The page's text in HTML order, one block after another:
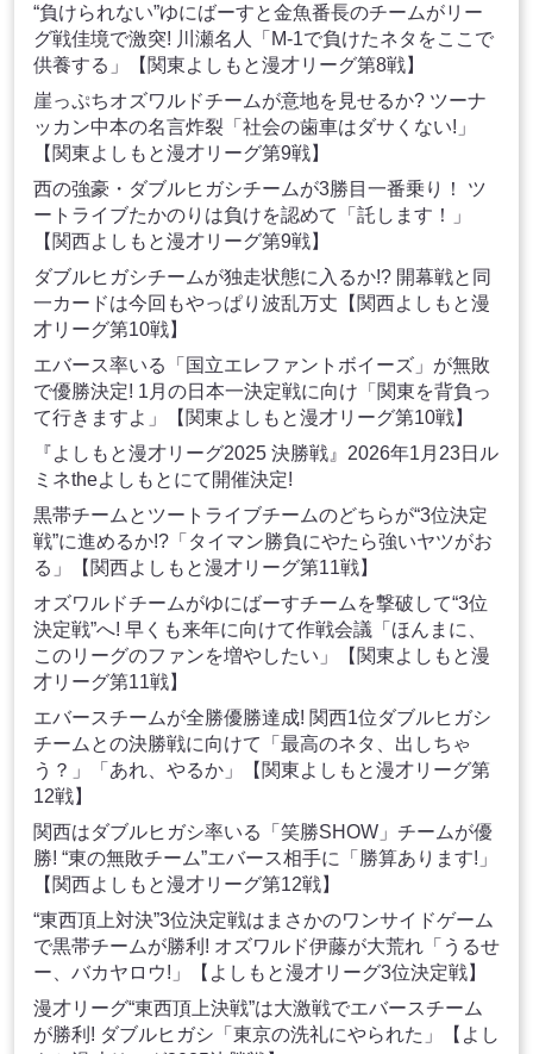
“負けられない”ゆにばーすと金魚番長のチームがリー
グ戦佳境で激突! 川瀬名人「M-1で負けたネタをここで
供養する」【関東よしもと漫才リーグ第8戦】
崖っぷちオズワルドチームが意地を見せるか? ツーナ
ッカン中本の名言炸裂「社会の歯車はダサくない!」
【関東よしもと漫才リーグ第9戦】
西の強豪・ダブルヒガシチームが3勝目一番乗り！ ツ
ートライブたかのりは負けを認めて「託します！」
【関西よしもと漫才リーグ第9戦】
ダブルヒガシチームが独走状態に入るか!? 開幕戦と同
一カードは今回もやっぱり波乱万丈【関西よしもと漫
才リーグ第10戦】
エバース率いる「国立エレファントボイーズ」が無敗
で優勝決定! 1月の日本一決定戦に向け「関東を背負っ
て行きますよ」【関東よしもと漫才リーグ第10戦】
『よしもと漫才リーグ2025 決勝戦』2026年1月23日ル
ミネtheよしもとにて開催決定!
黒帯チームとツートライブチームのどちらが“3位決定
戦”に進めるか!?「タイマン勝負にやたら強いヤツがお
る」【関西よしもと漫才リーグ第11戦】
オズワルドチームがゆにばーすチームを撃破して“3位
決定戦”へ! 早くも来年に向けて作戦会議「ほんまに、
このリーグのファンを増やしたい」【関東よしもと漫
才リーグ第11戦】
エバースチームが全勝優勝達成! 関西1位ダブルヒガシ
チームとの決勝戦に向けて「最高のネタ、出しちゃ
う？」「あれ、やるか」【関東よしもと漫才リーグ第
12戦】
関西はダブルヒガシ率いる「笑勝SHOW」チームが優
勝! “東の無敗チーム”エバース相手に「勝算あります!」
【関西よしもと漫才リーグ第12戦】
“東西頂上対決”3位決定戦はまさかのワンサイドゲーム
で黒帯チームが勝利! オズワルド伊藤が大荒れ「うるせ
ー、バカヤロウ!」【よしもと漫才リーグ3位決定戦】
漫才リーグ“東西頂上決戦”は大激戦でエバースチーム
が勝利! ダブルヒガシ「東京の洗礼にやられた」【よし